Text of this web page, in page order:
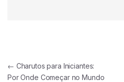
Navegação de Post
← Charutos para Iniciantes:
Por Onde Começar no Mundo